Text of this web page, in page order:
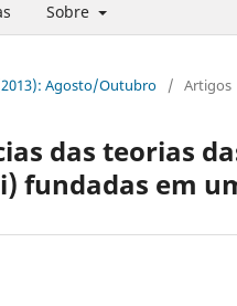
Sobre
Agosto/Outubro / Artigos
das teorias
fundadas em